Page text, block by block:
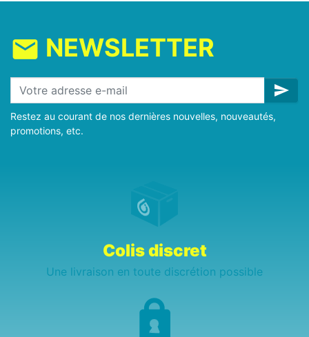
mail NEWSLETTER
send
Restez au courant de nos dernières nouvelles, nouveautés,
promotions, etc.
Colis discret
Une livraison en toute discrétion possible